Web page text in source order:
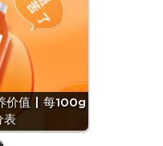
价值 | 每100g
表